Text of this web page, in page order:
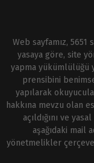
Web sayfamız,
yasaya göre, site
yapma yükümlülüğü
prensibini
yapılarak
hakkına mevzu olan
açıldığını ve
aşağıdaki mail
yönetmelikler